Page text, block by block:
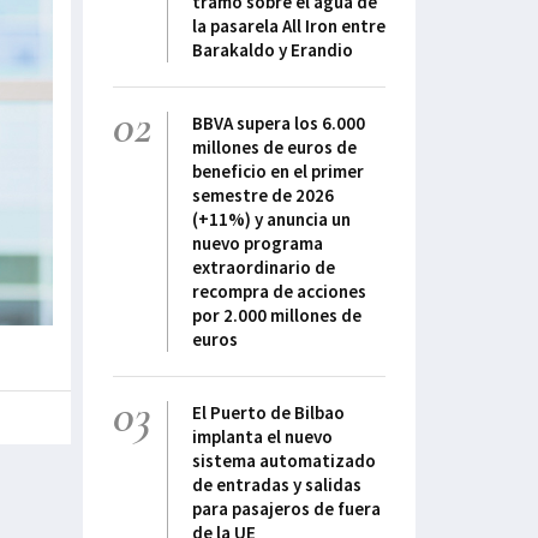
la pasarela All Iron entre
Barakaldo y Erandio
02
BBVA supera los 6.000
millones de euros de
beneficio en el primer
semestre de 2026
(+11%) y anuncia un
nuevo programa
extraordinario de
recompra de acciones
por 2.000 millones de
euros
03
El Puerto de Bilbao
implanta el nuevo
sistema automatizado
de entradas y salidas
para pasajeros de fuera
de la UE